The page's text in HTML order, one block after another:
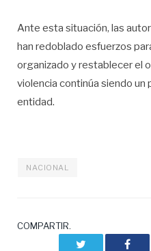
Ante esta situación, las
han redoblado esfuerzos
organizado y restablecer el
violencia continúa siendo
entidad.
NACIONAL
COMPARTIR.